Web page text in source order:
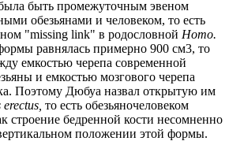
быть промежуточным эвеном
обезьянами и человеком, то есть
"missing link" в родословной Homo.
равнялась примерно 900 см3, то
емкостью черепа современной
и емкостью мозгового черепа
Поэтому Дюбуа назвал открытую им
то есть обезьяночеловеком
строение бедренной кости несомненно
положении этой формы.